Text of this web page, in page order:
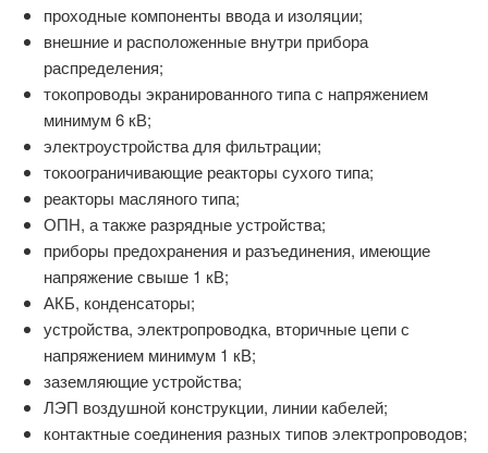
проходные компоненты ввода и изоляции;
внешние и расположенные внутри прибора
распределения;
токопроводы экранированного типа с напряжением
минимум 6 кВ;
электроустройства для фильтрации;
токоограничивающие реакторы сухого типа;
реакторы масляного типа;
ОПН, а также разрядные устройства;
приборы предохранения и разъединения, имеющие
напряжение свыше 1 кВ;
АКБ, конденсаторы;
устройства, электропроводка, вторичные цепи с
напряжением минимум 1 кВ;
заземляющие устройства;
ЛЭП воздушной конструкции, линии кабелей;
контактные соединения разных типов электропроводов;